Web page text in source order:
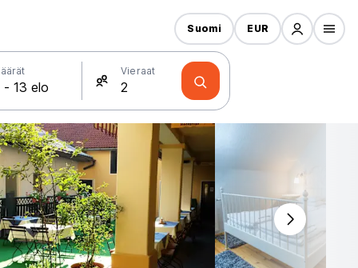
Vieraat
Suomi EUR